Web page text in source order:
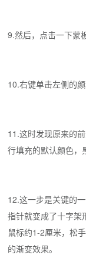
9.然后，点击一下蒙
10.右键单击左侧的颜
11.这时发现原来的
行填充的默认颜色，
12.这一步是关键的
指针就变成了十字架
鼠标约1-2厘米，松
的渐变效果。